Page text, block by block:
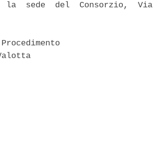
la  sede  del  Consorzio,  Via